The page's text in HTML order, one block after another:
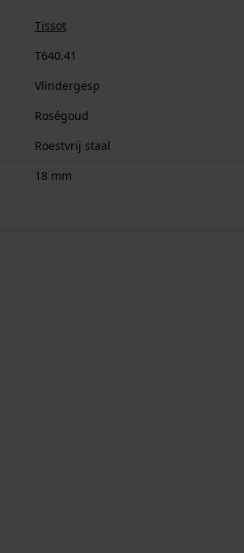
Tissot
T640.41
Vlindergesp
Roségoud
Roestvrij staal
18 mm